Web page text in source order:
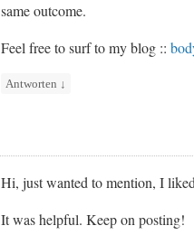
same outcome.
Feel free to surf to my blog ::
Antworten ↓
Hi, just wanted to mention, I
It was helpful. Keep on posting!